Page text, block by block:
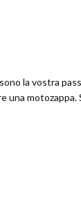
la vostra
una motozappa.